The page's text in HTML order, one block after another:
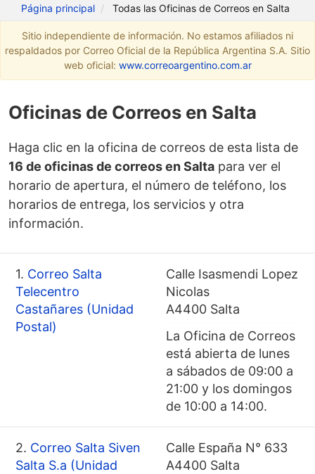
Página principal Todas las Oficinas de Correos en Salta
Sitio independiente de información. No estamos afiliados ni
respaldados por Correo Oficial de la República Argentina S.A. Sitio
web oficial: www.correoargentino.com.ar
Oficinas de Correos en Salta
Haga clic en la oficina de correos de esta lista de
16 de oficinas de correos en Salta para ver el
horario de apertura, el número de teléfono, los
horarios de entrega, los servicios y otra
información.
1. Correo Salta
Telecentro
Castañares (Unidad
Postal)
Calle Isasmendi Lopez
Nicolas
A4400 Salta
La Oficina de Correos
está abierta de lunes
a sábados de 09:00 a
21:00 y los domingos
de 10:00 a 14:00.
2. Correo Salta Siven
Salta S.a (Unidad
Calle España N° 633
A4400 Salta